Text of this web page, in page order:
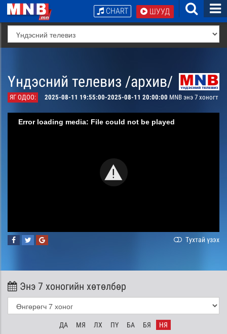
ШУУД
CHART
Үндэсний телевиз /архив/
ЯГ ОДОО: 2025-08-11 19:55:00-2025-08-11 20:00:00 MNB энэ 7 хоногт
Error loading media: File could not be played
Тухтай үзэх
Энэ 7 хоногийн хөтөлбөр
ДА МЯ ЛХ ПҮ БА БЯ НЯ